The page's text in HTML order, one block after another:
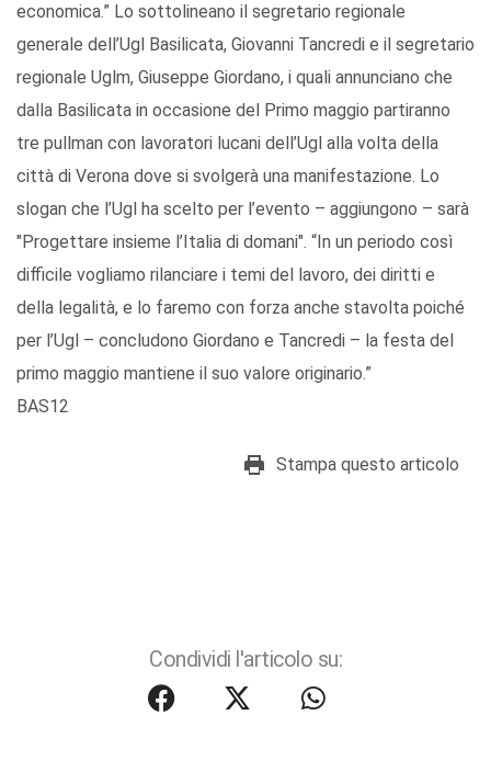
economica.” Lo sottolineano il segretario regionale
generale dell’Ugl Basilicata, Giovanni Tancredi e il segretario
regionale Uglm, Giuseppe Giordano, i quali annunciano che
dalla Basilicata in occasione del Primo maggio partiranno
tre pullman con lavoratori lucani dell’Ugl alla volta della
città di Verona dove si svolgerà una manifestazione. Lo
slogan che l’Ugl ha scelto per l’evento – aggiungono – sarà
"Progettare insieme l’Italia di domani". “In un periodo così
difficile vogliamo rilanciare i temi del lavoro, dei diritti e
della legalità, e lo faremo con forza anche stavolta poiché
per l’Ugl – concludono Giordano e Tancredi – la festa del
primo maggio mantiene il suo valore originario.”
BAS12
Stampa questo articolo
Condividi l'articolo su: